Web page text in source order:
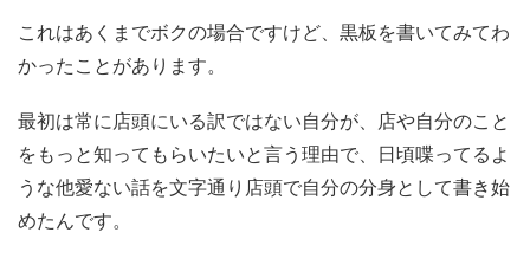
これはあくまでボクの場合ですけど、黒板を書いてみてわ
かったことがあります。
最初は常に店頭にいる訳ではない自分が、店や自分のこと
をもっと知ってもらいたいと言う理由で、日頃喋ってるよ
うな他愛ない話を文字通り店頭で自分の分身として書き始
めたんです。